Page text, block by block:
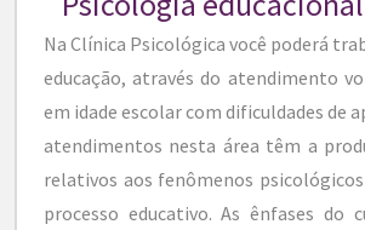
Na Clínica Psicológica você poderá
educação, através do atendimento
em idade escolar com dificuldades de
atendimentos nesta área têm a
relativos aos fenômenos
processo educativo. As ênfases do